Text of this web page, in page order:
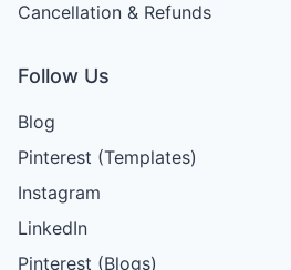
Cancellation & Refunds
Follow Us
Blog
Pinterest (Templates)
Instagram
LinkedIn
Pinterest (Blogs)